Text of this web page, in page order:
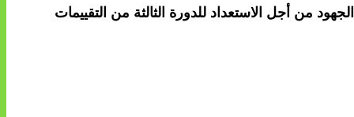
من أجل الاستعداد للدورة الثالثة من التقييمات